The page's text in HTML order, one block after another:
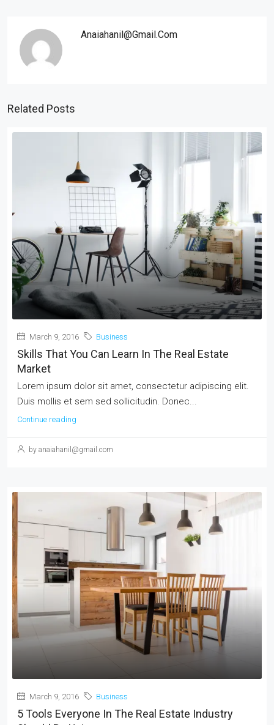
Anaiahanil@gmail.com
Related Posts
March 9, 2016 Business
Skills That You Can Learn In The Real Estate
Market
Lorem ipsum dolor sit amet, consectetur adipiscing elit.
Duis mollis et sem sed sollicitudin. Donec...
Continue reading
by anaiahanil@gmail.com
March 9, 2016 Business
5 Tools Everyone In The Real Estate Industry